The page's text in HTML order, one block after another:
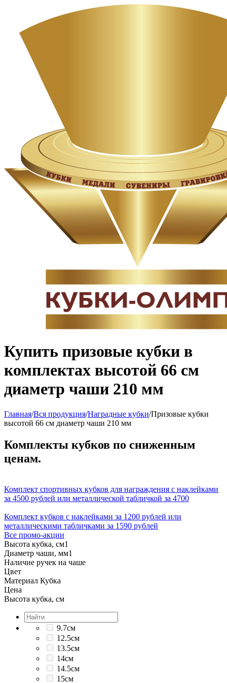
Купить призовые кубки в
комплектах высотой 66 см
диаметр чаши 210 мм
Главная/Вся продукция/Наградные кубки/Призовые кубки
высотой 66 см диаметр чаши 210 мм
Комплекты кубков по сниженным
ценам.
Комплект спортивных кубков для награждения с наклейками
за 4500 рублей или металлической табличкой за 4700
Комплект кубков с наклейками за 1200 рублей или
металлическими табличками за 1590 рублей
Все промо-акции
Высота кубка, см1
Диаметр чаши, мм1
Наличие ручек на чаше
Цвет
Материал Кубка
Цена
Высота кубка, см
9.7см
12.5см
13.5см
14см
14.5см
15см